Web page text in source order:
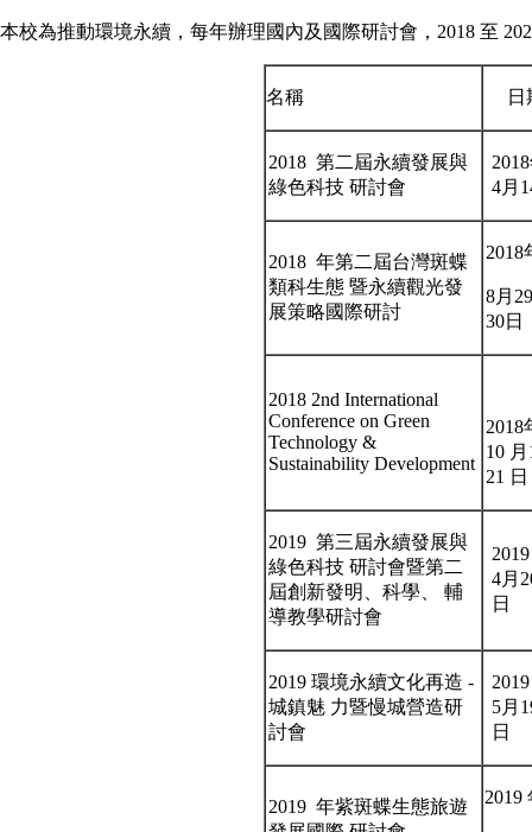
本校為推動環境永續，每年辦理國內及國際研討會，2018 至
名稱 日
2018 第二屆永續發展與
綠色科技 研討會
4月
2018 年第二屆台灣斑蝶
類科生態 暨永續觀光發
展策略國際研討
2018
8月
30日
2018 2nd International
Conference on Green
Technology &
Sustainability Development
2018
10 月
21 日
2019 第三屆永續發展與
綠色科技 研討會暨第二
屆創新發明、科學、 輔
導教學研討會
4月
日
2019 環境永續文化再造 -
城鎮魅 力暨慢城營造研
討會
5月
日
2019 年紫斑蝶生態旅遊
2019